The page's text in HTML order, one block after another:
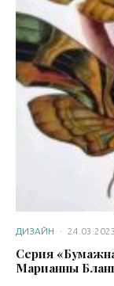
ДИЗАЙН · 24.03.2023
Серия
Марианны